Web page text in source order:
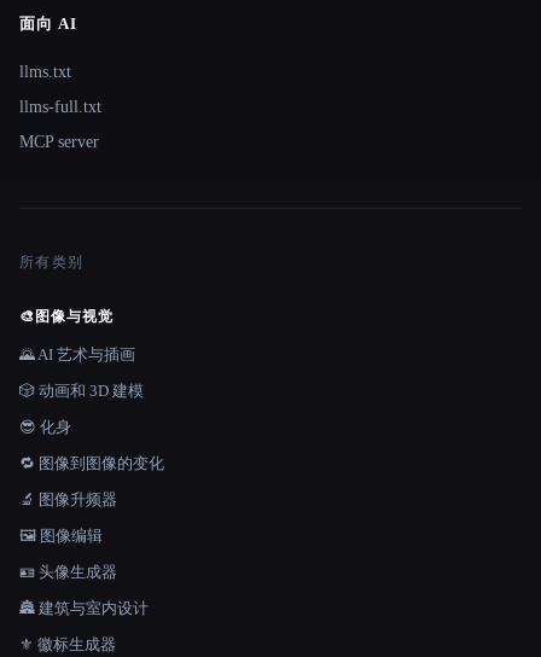
面向 AI
llms.txt
llms-full.txt
MCP server
所有类别
🎨 图像与视觉
🌄 AI 艺术与插画
🎲 动画和 3D 建模
😎 化身
🔁 图像到图像的变化
🔬 图像升频器
🖼️ 图像编辑
🪪 头像生成器
🏯 建筑与室内设计
⚜️ 徽标生成器